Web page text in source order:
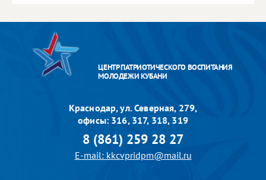
ЦЕНТР ПАТРИОТИЧЕСКОГО ВОСПИТАНИЯ
МОЛОДЕЖИ КУБАНИ
Краснодар, ул. Северная, 279,
офисы: 316, 317, 318, 319
8 (861) 259 28 27
E-mail: kkcvpridpm@mail.ru